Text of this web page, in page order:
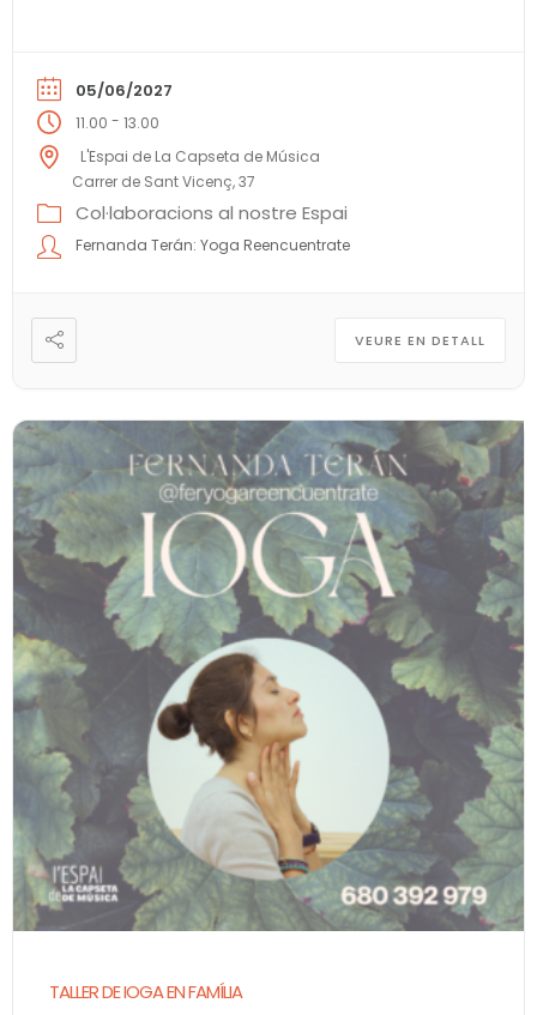
05/06/2027
11.00 - 13.00
L'Espai de La Capseta de Música
Carrer de Sant Vicenç, 37
Col·laboracions al nostre Espai
Fernanda Terán: Yoga Reencuentrate
VEURE EN DETALL
TALLER DE IOGA EN FAMÍLIA